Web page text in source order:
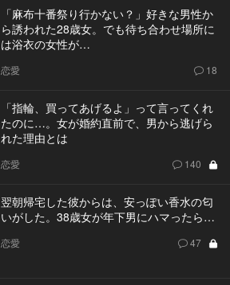
「麻布十番祭り行かない？」好きな男性か
ら誘われた28歳女。でも待ち合わせ場所に
は浴衣の女性が…
恋愛 18
「指輪、買ってあげるよ」って言ってくれ
たのに…。女が婚約直前で、男から逃げら
れた理由とは
恋愛 140
翌朝帰宅した彼からは、安っぽい香水の匂
いがした。38歳女が年下男にハマったら…
恋愛 47